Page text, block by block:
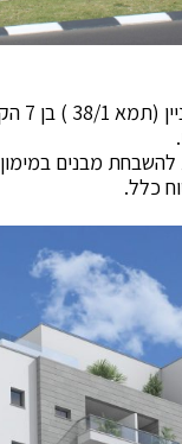
מבנים במימון
כלל.